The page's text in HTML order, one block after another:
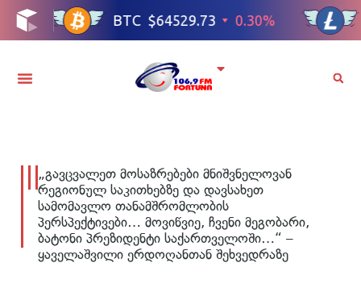
„გავცვალეთ მოსაზრებები მნიშვნელოვან
რეგიონულ საკითხებზე და დავსახეთ
სამომავლო თანამშრომლობის
პერსპექტივები… მოვიწვიე, ჩვენი მეგობარი,
ბატონი პრეზიდენტი საქართველოში…“ –
ყაველაშვილი ერდოღანთან შეხვედრაზე